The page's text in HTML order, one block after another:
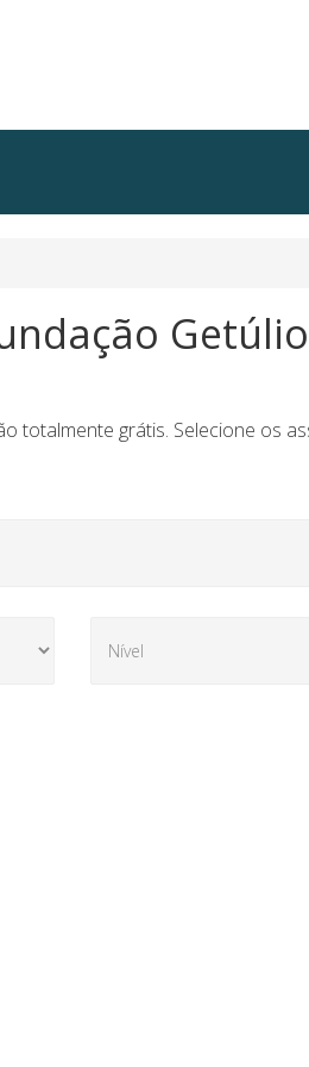
Getúlio
totalmente grátis. Selecione os